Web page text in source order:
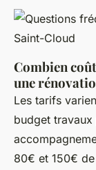
Combien
une
Les tarifs
budget
80€ et 150€